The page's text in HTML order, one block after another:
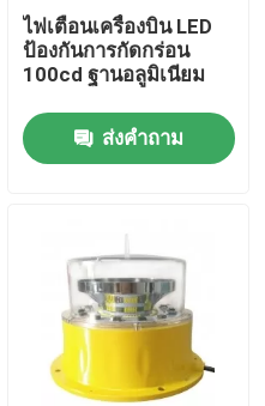
ไฟเตือนเครื่องบิน LED
ป้องกันการกัดกร่อน
100cd ฐานอลูมิเนียม
ส่งคำถาม